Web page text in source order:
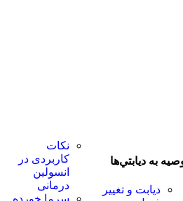
به ديابتي‌ها
دیابت و تغییر
نكات
كاربردی در
انسولين
درمانی
سرما خورده